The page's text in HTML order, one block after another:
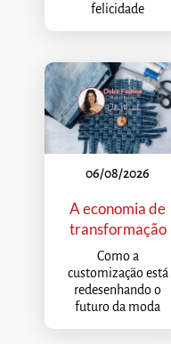
felicidade
06/08/2026
A economia de
transformação
Como a
customização está
redesenhando o
futuro da moda